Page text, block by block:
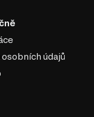
osobních údajů